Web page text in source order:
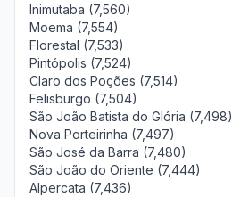
Inimutaba (7,560)
Moema (7,554)
Florestal (7,533)
Pintópolis (7,524)
Claro dos Poções (7,514)
Felisburgo (7,504)
São João Batista do Glória (7,498)
Nova Porteirinha (7,497)
São José da Barra (7,480)
São João do Oriente (7,444)
Alpercata (7,436)